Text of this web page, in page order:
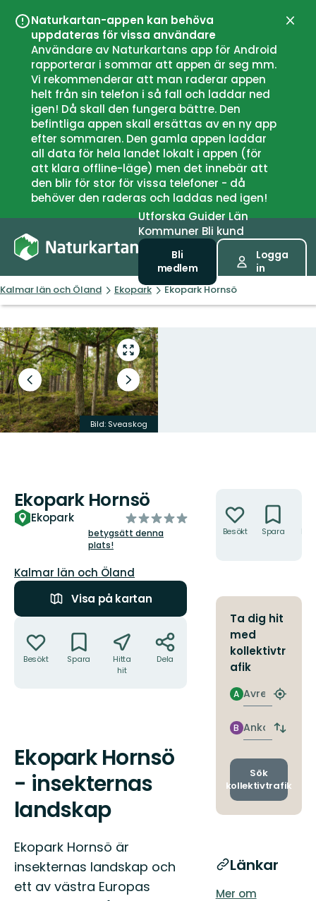
Naturkartan-appen kan behöva
uppdateras för vissa användare
Användare av Naturkartans app för Android
rapporterar i sommar att appen är seg mm.
Vi rekommenderar att man raderar appen
helt från sin telefon i så fall och laddar ned
igen! Då skall den fungera bättre. Den
befintliga appen skall ersättas av en ny app
efter sommaren. Den gamla appen laddar
all data för hela landet lokalt i appen (för
att klara offline-läge) men det innebär att
den blir för stor för vissa telefoner - då
behöver den raderas och laddas ned igen!
UtforskaGuiderLän
Kommuner Bli kund
Bli
medlem
Logga
in
Kalmar län och Öland Ekopark Ekopark Hornsö
Gå
till
helskärmsläge
Föregående
bild
Nästa
bildspel
Bild: Sveaskog
Ekopark Hornsö
Ekopark
av
5
betygsätt denna
plats!
Län:
Kalmar län och Öland
Visa på kartan
Besökt Spara
Hitta
hit
Dela
Beskrivning
Ekopark Hornsö
- insekternas
landskap
Ekopark Hornsö är
insekternas landskap och
ett av västra Europas
Besökt Spara
Ta dig hit
med
kollektivtr
afik
Avresa
A
Hitta
Ankomst
B
Byt
och
Sök
kollektivtrafik
Länkar
Mer om